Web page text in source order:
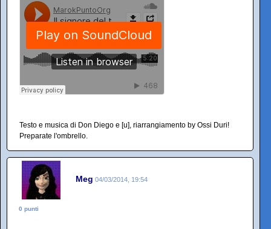
Testo e musica di Don Diego e [u], riarrangiamento by Ossi Duri!
Preparate l'ombrello.
Meg 04/03/2014, 19:54
0 punti